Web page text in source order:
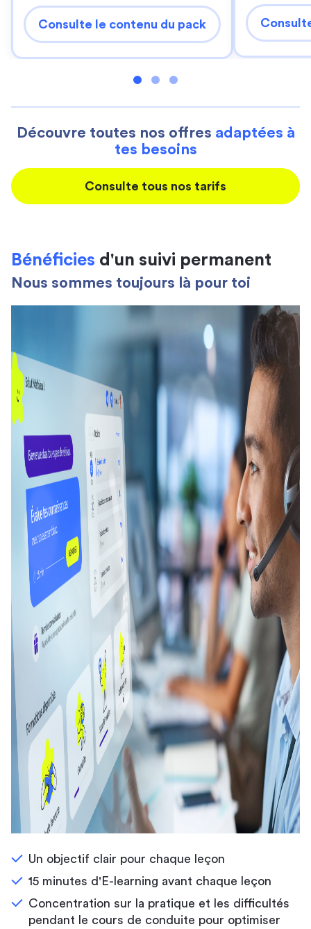
Consulte le contenu du pack
Découvre toutes nos offres adaptées à
tes besoins
Consulte tous nos tarifs
Bénéficies d'un suivi permanent
Nous sommes toujours là pour toi
Un objectif clair pour chaque leçon
15 minutes d'E-learning avant chaque leçon
Concentration sur la pratique et les difficultés
pendant le cours de conduite pour optimiser